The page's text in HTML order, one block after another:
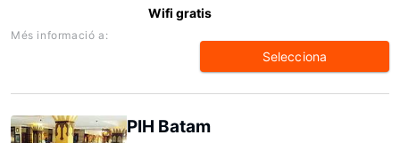
Wifi gratis
Més informació a:
Selecciona
PIH Batam